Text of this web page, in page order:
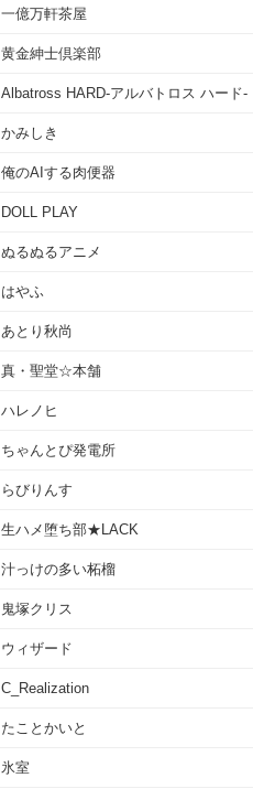
一億万軒茶屋
黄金紳士倶楽部
Albatross HARD‐アルバトロス ハード‐
かみしき
俺のAIする肉便器
DOLL PLAY
ぬるぬるアニメ
はやふ
あとり秋尚
真・聖堂☆本舗
ハレノヒ
ちゃんとぴ発電所
らびりんす
生ハメ堕ち部★LACK
汁っけの多い柘榴
鬼塚クリス
ウィザード
C_Realization
たことかいと
氷室